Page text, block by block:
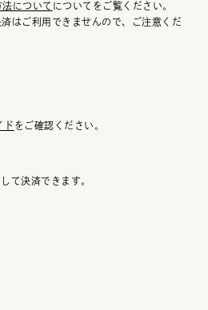
について についてをご覧ください。
はご利用できませんので、ご注意くだ
ド をご確認ください。
て決済できます。